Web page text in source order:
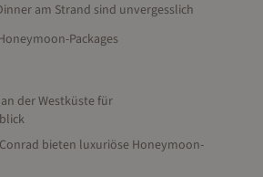
am Strand sind unvergesslich
Packages
der Westküste für
bieten luxuriöse Honeymoon-